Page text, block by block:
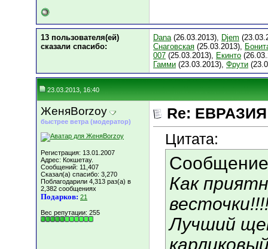
13 пользователя(ей)
сказали cпасибо:
Dana(26.03.2013), Djem
Снаговская (25.03.2013),
007 (25.03.2013), Екинто
Гамми (23.03.2013), Фрути
23.03.2013, 16:40
ЖеняBorzoy
быстрее ветра (модератор)
Регистрация: 13.01.2007
Адрес: Кокшетау.
Сообщений: 11,407
Сказал(а) спасибо: 3,270
Поблагодарили 4,313 раз(а) в
2,382 сообщениях
Подарков: 21
Вес репутации: 255
Re: ЕВРАЗИЯ
Цитата:
Как
Лучший